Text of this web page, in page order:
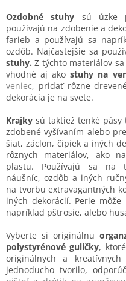
Ozdobné stuhy sú úzke
používajú na zdobenie a
farieb a používajú sa
ozdôb. Najčastejšie sa
stuhy.Z týchto materiálov
vhodné aj akostuhy na
veniec, pridať rôzne
dekorácia je na svete.
Krajky sú taktiež tenké
zdobené vyšívaním alebo
šiat, záclon, čipiek a iných
rôznych materiálov, ako
plastu. Používajú sa na
náušníc, ozdôb a iných
na tvorbu extravagantných
iných dekorácií. Perie
napríklad pštrosie, alebo
Vyberte si originálnu
polystyrénové guličky,
originálnych a
jednoducho tvorilo,